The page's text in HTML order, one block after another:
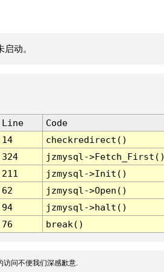
动。
Line
Code
14
checkredirect()
324
jzmysql-
211
jzmysql->Init()
62
jzmysql->Open()
94
jzmysql->halt()
76 break()
问不便我们深感歉意.